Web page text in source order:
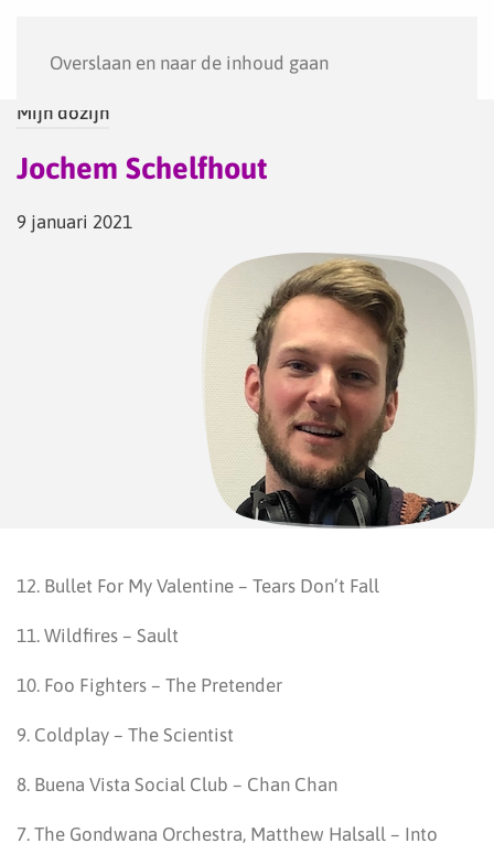
Overslaan en naar de inhoud gaan
Mijn dozijn
Jochem Schelfhout
9 januari 2021
12. Bullet For My Valentine – Tears Don’t Fall
11. Wildfires – Sault
10. Foo Fighters – The Pretender
9. Coldplay – The Scientist
8. Buena Vista Social Club – Chan Chan
7. The Gondwana Orchestra, Matthew Halsall – Into